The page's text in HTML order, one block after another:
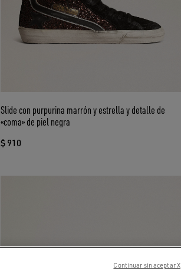
Slide con purpurina marrón y estrella y detalle de
«coma» de piel negra
$ 910
Continuar sin aceptar X